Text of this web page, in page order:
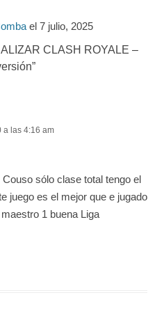
el 7 julio, 2025
CLASH ROYALE –
”
a las 4:16 am
sólo clase total tengo el
juego es el mejor que e jugado
1 buena Liga